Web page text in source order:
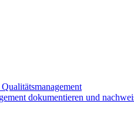
dokumentieren und